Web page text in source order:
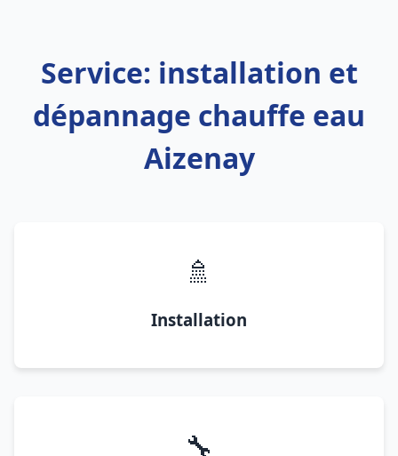
Service: installation et
dépannage chauffe eau
Aizenay
🚿
Installation
🔧